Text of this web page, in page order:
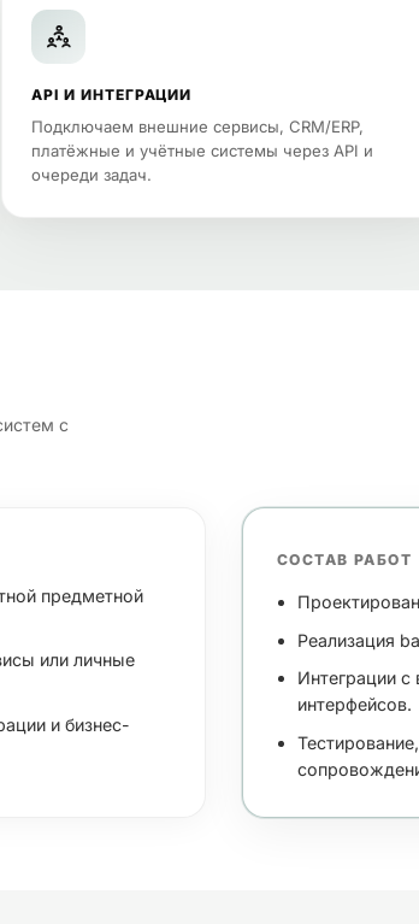
API И ИНТЕГРАЦИИ
Подключаем внешние сервисы, CRM/ERP,
платёжные и учётные системы через API и
очереди задач.
с
предметной
или личные
и бизнес-
СОСТАВ РАБОТ
Реализация
Интеграции
интерфейсов.